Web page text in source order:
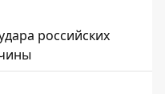
российских